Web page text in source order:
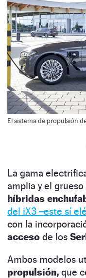
El sistema de propulsión
La gama
amplia y el
híbridas
del iX3 –este sí
con la
acceso de los
Ambos modelos
propulsión, que